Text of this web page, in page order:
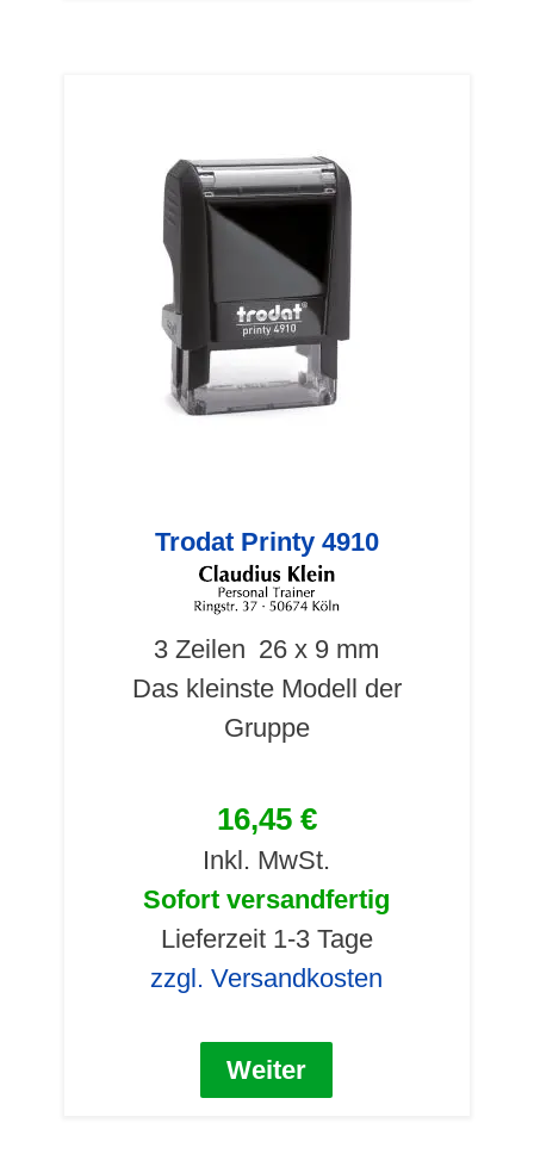
Trodat Printy 4910
3 Zeilen 26 x 9 mm
Das kleinste Modell der
Gruppe
16,45 €
Inkl. MwSt.
Sofort versandfertig
Lieferzeit 1-3 Tage
zzgl. Versandkosten
Weiter